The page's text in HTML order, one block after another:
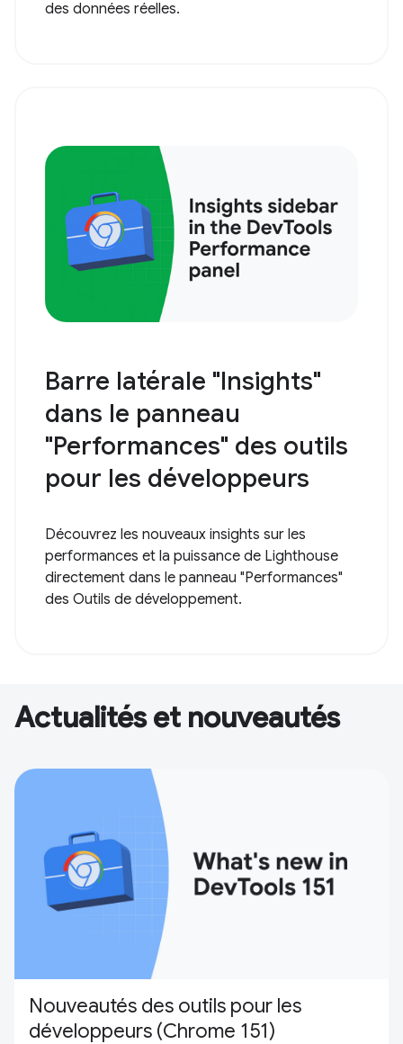
des données réelles.
Barre latérale "Insights"
dans le panneau
"Performances" des outils
pour les développeurs
Découvrez les nouveaux insights sur les
performances et la puissance de Lighthouse
directement dans le panneau "Performances"
des Outils de développement.
Actualités et nouveautés
Nouveautés des outils pour les
développeurs (Chrome 151)